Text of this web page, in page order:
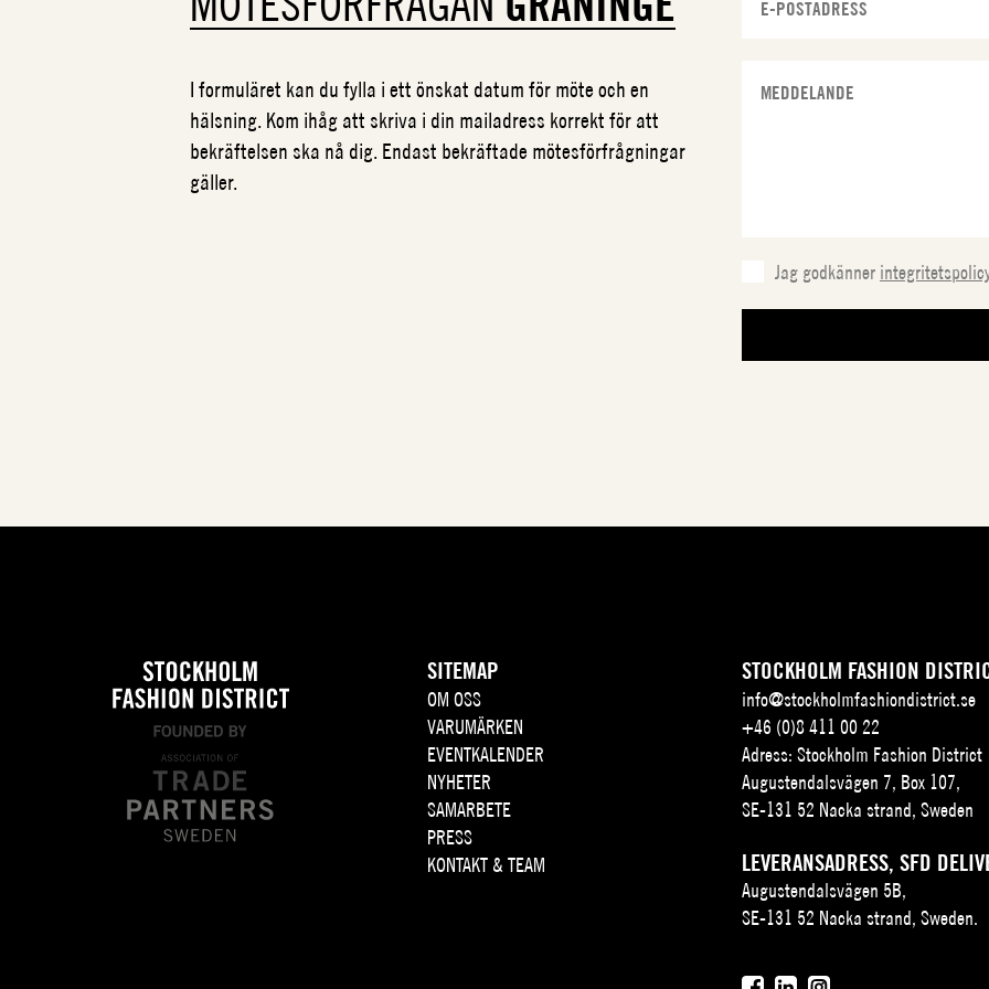
I formuläret kan du fylla i ett önskat datum för möte och en
hälsning. Kom ihåg att skriva i din mailadress korrekt för att
bekräftelsen ska nå dig. Endast bekräftade mötesförfrågningar
gäller.
Jag godkänner
SITEMAP
OM OSS
VARUMÄRKEN
EVENTKALENDER
NYHETER
SAMARBETE
PRESS
KONTAKT & TEAM
STOCKHOLM FASHION
info@stockholmfashiondistrict.se
+46 (0)8 411 00 22
Adress: Stockholm Fashion District
Augustendalsvägen 7, Box 107,
SE-131 52 Nacka strand, Sweden
LEVERANSADRESS, SFD
Augustendalsvägen 5B,
SE-131 52 Nacka strand, Sweden.